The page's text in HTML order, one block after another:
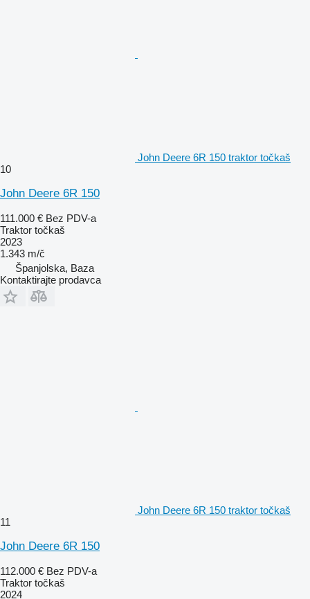
John Deere 6R 150 traktor točkaš
10
John Deere 6R 150
111.000 € Bez PDV-a
Traktor točkaš
2023
1.343 m/č
Španjolska, Baza
Kontaktirajte prodavca
John Deere 6R 150 traktor točkaš
11
John Deere 6R 150
112.000 € Bez PDV-a
Traktor točkaš
2024